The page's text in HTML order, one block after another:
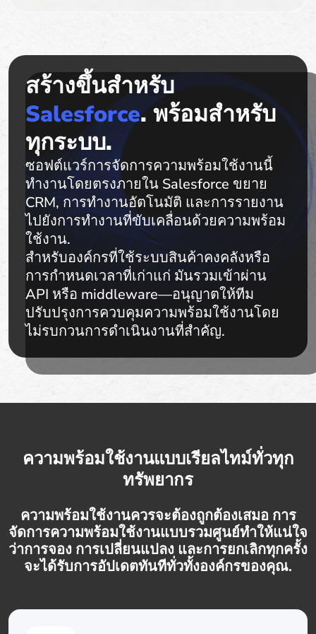
สร้างขึ้นสำหรับ
Salesforce. พร้อมสำหรับ
ทุกระบบ.
ซอฟต์แวร์การจัดการความพร้อมใช้งานนี้
ทำงานโดยตรงภายใน Salesforce ขยาย
CRM, การทำงานอัตโนมัติ และการรายงาน
ไปยังการทำงานที่ขับเคลื่อนด้วยความพร้อม
ใช้งาน.
สำหรับองค์กรที่ใช้ระบบสินค้าคงคลังหรือ
การกำหนดเวลาที่เก่าแก่ มันรวมเข้าผ่าน
API หรือ middleware—อนุญาตให้ทีม
ปรับปรุงการควบคุมความพร้อมใช้งานโดย
ไม่รบกวนการดำเนินงานที่สำคัญ.
ความพร้อมใช้งานแบบเรียลไทม์ทั่วทุก
ทรัพยากร
ความพร้อมใช้งานควรจะต้องถูกต้องเสมอ การ
จัดการความพร้อมใช้งานแบบรวมศูนย์ทำให้แน่ใจ
ว่าการจอง การเปลี่ยนแปลง และการยกเลิกทุกครั้ง
จะได้รับการอัปเดตทันทีทั่วทั้งองค์กรของคุณ.